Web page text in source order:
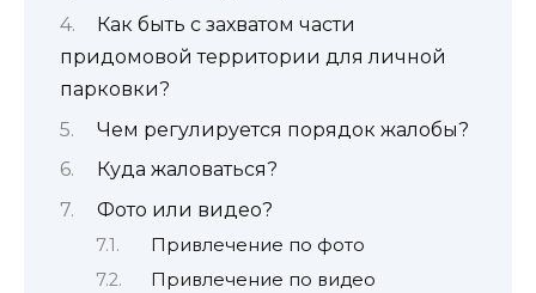
Как быть с захватом части
придомовой территории для личной
парковки?
Чем регулируется порядок жалобы?
Куда жаловаться?
Фото или видео?
Привлечение по фото
Привлечение по видео